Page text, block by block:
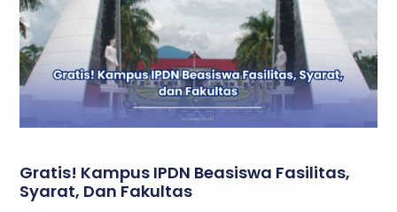
Gratis! Kampus IPDN Beasiswa Fasilitas,
Syarat, Dan Fakultas